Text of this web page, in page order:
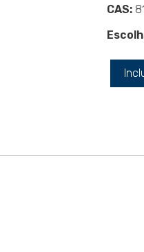
CAS: